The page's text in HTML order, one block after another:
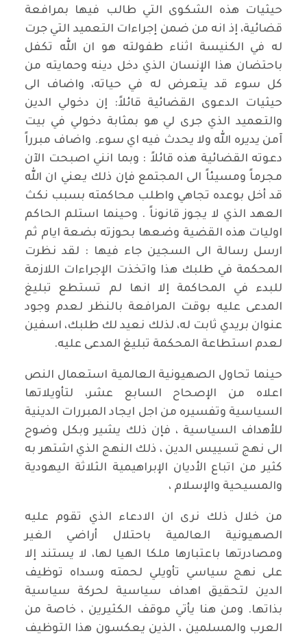
حيثيات هذه الشكوى التي طالب فيها بمرافعة
قضائية، إذ انه من ضمن إجراءات التعميد التي جرت
له في الكنيسة اثناء طفولته هو ان الله تكفل
باحتضان هذا الإنسان الذي دخل دينه وحمايته من
كل سوء قد يتعرض له في حياته، واضاف الى
حيثيات الدعوى القضائية قائلاً: إن دخولي الدين
والتعميد الذي جرى لي هو بمثابة دخولي في بيت
آمن يديره الله ولا يحدث فيه اي سوء. واضاف مبرراً
دعوته القضائية هذه قائلاً : وبما انني اصبحت الآن
مجرماً ومسيئاً الى المجتمع فإن ذلك يعني ان الله
قد أخل بوعده تجاهي واطلب محاكمته بسبب نكث
العهد الذي لا يجوز قانوناً . وحينما استلم الحاكم
اوليات هذه القضية وضعها بحوزته بضعة ايام ثم
ارسل رسالة الى السجين جاء فيها : لقد نظرت
المحكمة في طلبك هذا واتخذت الإجراءات اللازمة
للبدء في المحاكمة إلا انها لم تستطع تبليغ
المدعى عليه بوقت المرافعة بالنظر لعدم وجود
عنوان بريدي ثابت له، لذلك نعيد لك طلبك، اسفين
لعدم استطاعة المحكمة تبليغ المدعى عليه.
حينما تحاول الصهيونية العالمية استعمال النص
اعلاه من الإصحاح السابع عشر، لتأويلاتها
السياسية وتفسيره من اجل ايجاد المبررات الدينية
للأهداف السياسية ، فإن ذلك يشير وبكل وضوح
الى نهج تسييس الدين ، ذلك النهج الذي اشتهر به
كثير من اتباع الأديان الإبراهيمية الثلاثة اليهودية
والمسيحية والإسلام ،
من خلال ذلك نرى ان الادعاء الذي تقوم عليه
الصهيونية العالمية باحتلال أراضي الغير
ومصادرتها باعتبارها ملكا الهيا لها، لا يستند إلا
على نهج سياسي تأويلي لحمته وسداه توظيف
الدين لتحقيق اهداف سياسية لحركة سياسية
بذاتها. ومن هنا يأتي موقف الكثيرين ، خاصة من
العرب والمسلمين ، الذين يعكسون هذا التوظيف